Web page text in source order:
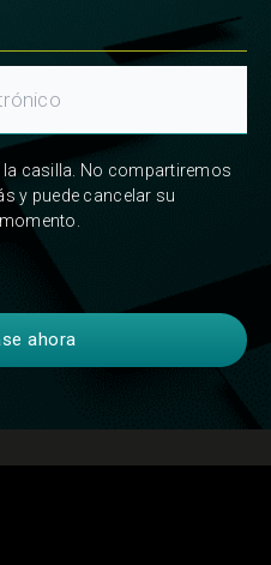
casilla. No compartiremos
y puede cancelar su